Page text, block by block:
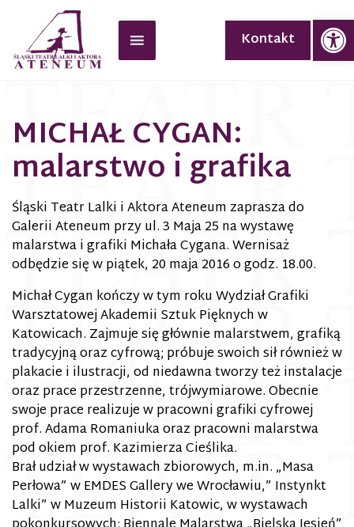
Kontakt
MICHAŁ CYGAN:
malarstwo i grafika
Śląski Teatr Lalki i Aktora Ateneum zaprasza do
Galerii Ateneum przy ul. 3 Maja 25 na wystawę
malarstwa i grafiki Michała Cygana. Wernisaż
odbędzie się w piątek, 20 maja 2016 o godz. 18.00.
Michał Cygan kończy w tym roku Wydział Grafiki
Warsztatowej Akademii Sztuk Pięknych w
Katowicach. Zajmuje się głównie malarstwem, grafiką
tradycyjną oraz cyfrową; próbuje swoich sił również w
plakacie i ilustracji, od niedawna tworzy też instalacje
oraz prace przestrzenne, trójwymiarowe. Obecnie
swoje prace realizuje w pracowni grafiki cyfrowej
prof. Adama Romaniuka oraz pracowni malarstwa
pod okiem prof. Kazimierza Cieślika.
Brał udział w wystawach zbiorowych, m.in. „Masa
Perłowa” w EMDES Gallery we Wrocławiu,” Instynkt
Lalki” w Muzeum Historii Katowic, w wystawach